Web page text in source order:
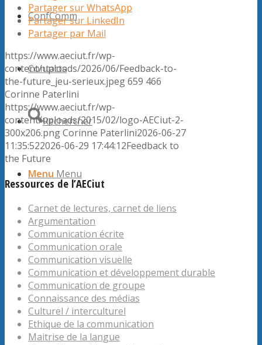
ConfComm
Contacts
Rechercher
Menu Menu
Partager sur WhatsApp
Partager sur LinkedIn
Partager par Mail
https://www.aeciut.fr/wp-
content/uploads/2026/06/Feedback-to-
the-future_jeu-serieux.jpeg659 466
Corinne Paterlini
https://www.aeciut.fr/wp-
content/uploads/2015/02/logo-AECiut-2-
300x206.pngCorinne Paterlini2026-06-27
11:35:522026-06-29 17:44:12Feedback to
the Future
Ressources de l’AECiut
Carnet de lectures, carnet de liens
Argumentation
Communication écrite
Communication orale
Communication visuelle
Communication et développement durable
Communication de groupe
Connaissance des médias
Culturel / interculturel
Ethique de la communication
Maitrise de la langue